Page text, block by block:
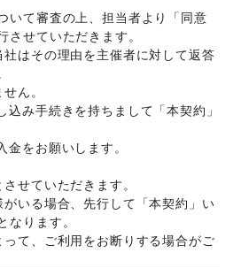
いて審査の上、担当者より「同意
させていただきます。
はその理由を主催者に対して返答
ん。
み手続きを持ちまして「本契約」
をお願いします。
せていただきます。
いる場合、先行して「本契約」い
なります。
て、ご利用をお断りする場合がご